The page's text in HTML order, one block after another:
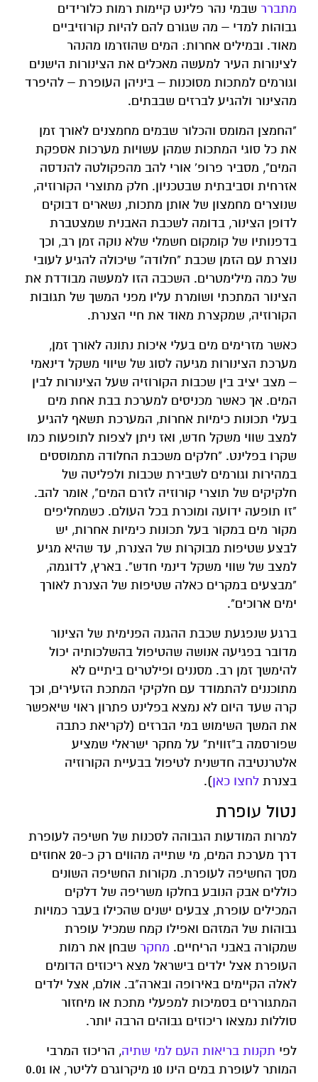
מתברר שבמי נהר פלינט קיימות רמות כלורידים
גבוהות למדי – מה שגורם להם להיות קורוזיביים
מאוד. ובמילים אחרות: המים שהוזרמו מהנהר
לצינורות העיר למעשה מאכלים את הצינורות הישנים
וגורמים למתכות מסוכנות – ביניהן העופרת – להיפרד
מהצינור ולהגיע לברזים שבבתים.
"החמצן המומס והכלור שבמים מחמצנים לאורך זמן
את כל סוגי המתכות שמהן עשויות מערכות אספקת
המים", מסביר פרופ' אורי להב מהפקולטה להנדסה
אזרחית וסביבתית שבטכניון. חלק מתוצרי הקורוזיה,
שנוצרים מחמצון של אותן מתכות, נשארים דבוקים
לדופן הצינור, בדומה לשכבת האבנית שמצטברת
בדפנותיו של קומקום חשמלי שלא נוקה זמן רב, וכך
נוצרת עם הזמן שכבת "חלודה" שיכולה להגיע לעובי
של כמה מילימטרים. השכבה הזו למעשה מבודדת את
הצינור המתכתי ושומרת עליו מפני המשך של תגובות
הקורוזיה, שמקצרת מאוד את חיי הצנרת.
כאשר מזרימים מים בעלי איכות נתונה לאורך זמן,
מערכת הצינורות מגיעה לסוג של שיווי משקל דינאמי
– מצב יציב בין שכבות הקורוזיה שעל הצינורות לבין
המים. אך כאשר מכניסים למערכת בבת אחת מים
בעלי תכונות כימיות אחרות, המערכת תשאף להגיע
למצב שווי משקל חדש, ואז ניתן לצפות לתופעות כמו
שקרו בפלינט. "חלקים משכבת החלודה מתמוססים
במהירות וגורמים לשבירת שכבות ולפליטה של
חלקיקים של תוצרי קורוזיה לזרם המים", אומר להב.
"זו תופעה ידועה ומוכרת בכל העולם. כשמחליפים
מקור מים במקור בעל תכונות כימיות אחרות, יש
לבצע שטיפות מבוקרות של הצנרת, עד שהיא מגיע
למצב של שווי משקל דינמי חדש". בארץ, לדוגמה,
"מבצעים במקרים כאלה שטיפות של הצנרת לאורך
ימים ארוכים".
ברגע שנפגעת שכבת ההגנה הפנימית של הצינור
מדובר בפגיעה אנושה שהטיפול בהשלכותיה יכול
להימשך זמן רב. מסננים ופילטרים ביתיים לא
מתוכננים להתמודד עם חלקיקי המתכת הזעירים, וכך
קרה שעד היום לא נמצא בפלינט פתרון ראוי שיאפשר
את המשך השימוש במי הברזים (לקריאת כתבה
שפורסמה ב"זווית" על מחקר ישראלי שמציע
אלטרנטיבה חדשנית לטיפול בבעיית הקורוזיה
בצנרת לחצו כאן).
נטול עופרת
למרות המודעות הגבוהה לסכנות של חשיפה לעופרת
דרך מערכת המים, מי שתייה מהווים רק כ-20 אחוזים
מסך החשיפה לעופרת. מקורות החשיפה השונים
כוללים אבק הנובע בחלקו משריפה של דלקים
המכילים עופרת, צבעים ישנים שהכילו בעבר כמויות
גבוהות של המזהם ואפילו קמח שמכיל עופרת
שמקורה באבני הריחיים. מחקר שבחן את רמות
העופרת אצל ילדים בישראל מצא ריכוזים הדומים
לאלה הקיימים באירופה ובארה"ב. אולם, אצל ילדים
המתגוררים בסמיכות למפעלי מתכת או מיחזור
סוללות נמצאו ריכוזים גבוהים הרבה יותר.
לפי תקנות בריאות העם למי שתיה, הריכוז המרבי
המותר לעופרת במים הינו 10 מיקרוגרם לליטר, או 0.01